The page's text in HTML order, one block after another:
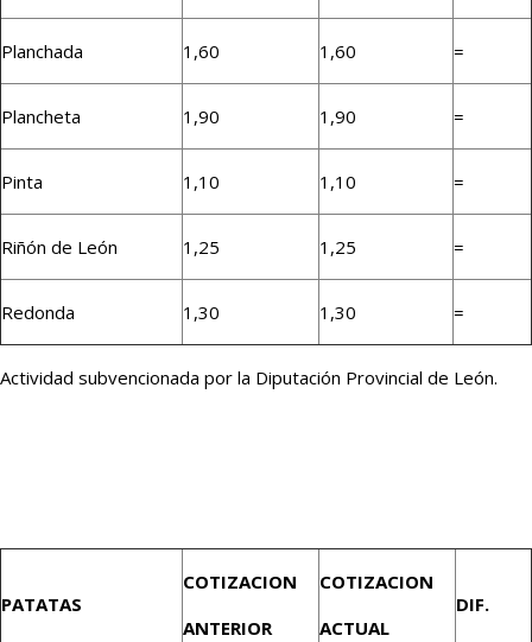
Planchada 1,60 1,60 =
Plancheta 1,90 1,90 =
Pinta 1,10 1,10 =
Riñón de León 1,25 1,25 =
Redonda 1,30 1,30 =
Actividad subvencionada por la Diputación Provincial de León.
PATATAS
COTIZACION
ANTERIOR
COTIZACION
ACTUAL
DIF.